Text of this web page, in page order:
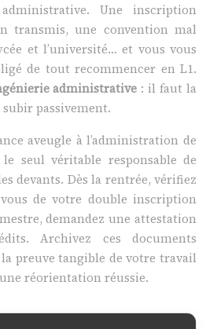
Une inscription
transmis, une convention mal
et l’université… et vous vous
de tout recommencer en L1.
administrative : il faut la
passivement.
aveugle à l’administration de
seul véritable responsable de
devants. Dès la rentrée, vérifiez
de votre double inscription
demandez une attestation
Archivez ces documents
preuve tangible de votre travail
réorientation réussie.